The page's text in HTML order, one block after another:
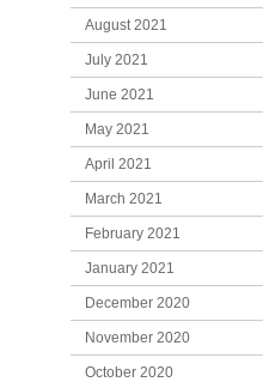
August 2021
July 2021
June 2021
May 2021
April 2021
March 2021
February 2021
January 2021
December 2020
November 2020
October 2020